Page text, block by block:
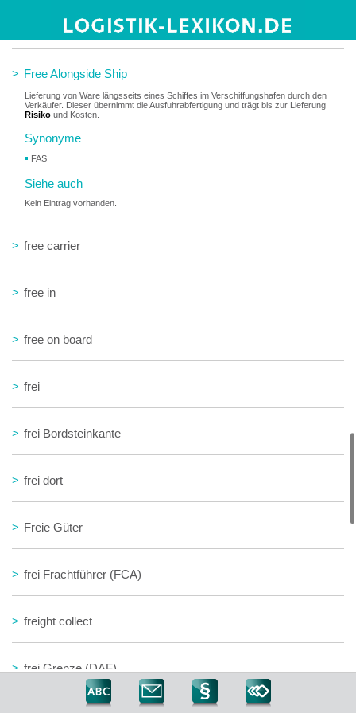
Frankatur
> Free Alongside Ship
Lieferung von Ware längsseits eines Schiffes im Verschiffungshafen durch den
Verkäufer. Dieser übernimmt die Ausfuhrabfertigung und trägt bis zur Lieferung
Risiko und Kosten.
Synonyme
FAS
Siehe auch
Kein Eintrag vorhanden.
> free carrier
> free in
> free on board
> frei
> frei Bordsteinkante
> frei dort
> Freie Güter
> frei Frachtführer (FCA)
> freight collect
> frei Grenze (DAF)